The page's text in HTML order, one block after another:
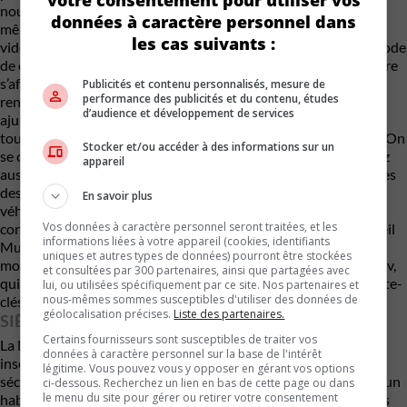
nouveaux visuels dépendant du mode de conduite. Basé sur le
même outil de création 3D Unreal Engine utilisé dans les jeux
vidéo modernes, lorsque vous choisissez des paramètres de mode
de conduite personnalisés, la configuration actuelle de la voiture
s’affiche sur la console centrale de 13,2 pouces sous forme de
rendus graphiques en temps réel. Les réglages peuvent être
ajustés en faisant simplement glisser le graphique pour faire
tourner la voiture virtuellement dans un véritable style de jeu. On
se croit presque dans une version de Grand Turismo. Vous avez
aussi un fond d’écran Fox Body qui rappelle les jauges analogues
des années 70 et 80 pour les baby-boomers. À l’extérieur du
véhicule, un éclairage de bienvenue animé accueille les
conducteurs à leur approche et, dès l’entrée, des écrans d’accueil
Mustang s’animent. Et pour ceux qui apprécient le bruit d’un
moteur qui tourne, la Mustang présente le système Remote Rev,
qui permet de faire tourner le moteur à distance à l’aide du porte-
clés. Une nouvelle fonction pour épater vos voisins.
SIÈGES DEUX TONS
La Mustang est équipée de série de sièges en tissu, avec des
insertions en vinyle Micro Suède en option et des ceintures de
sécurité noires, tandis que les modèles Premium bénéficient d’un
habillage amélioré et de surpiqûres sur le tableau de bord et les
données à caractère personnel dans
les cas suivants :
Publicités et contenu personnalisés, mesure de
performance des publicités et du contenu, études
d’audience et développement de services
Stocker et/ou accéder à des informations sur un
appareil
En savoir plus
Vos données à caractère personnel seront traitées, et les
informations liées à votre appareil (cookies, identifiants
uniques et autres types de données) pourront être stockées
et consultées par 300 partenaires, ainsi que partagées avec
lui, ou utilisées spécifiquement par ce site. Nos partenaires et
nous-mêmes sommes susceptibles d'utiliser des données de
géolocalisation précises. Liste des partenaires.
Certains fournisseurs sont susceptibles de traiter vos
données à caractère personnel sur la base de l'intérêt
légitime. Vous pouvez vous y opposer en gérant vos options
ci-dessous. Recherchez un lien en bas de cette page ou dans
le menu du site pour gérer ou retirer votre consentement